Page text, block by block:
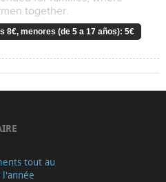
together.
8€, menores (de 5 a 17 años): 5€
tout au
l'année